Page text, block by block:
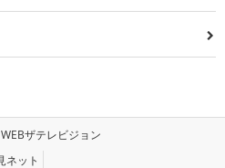
WEBザテレビジョン
ネット